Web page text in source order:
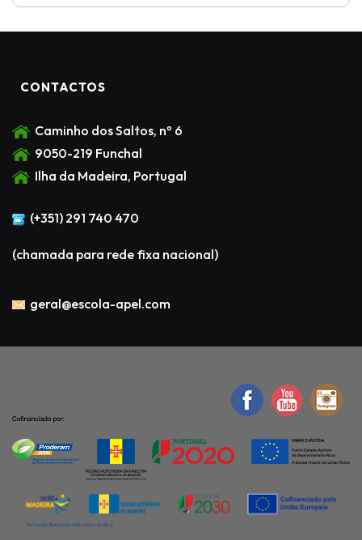
CONTACTOS
Caminho dos Saltos, nº 6
9050-219 Funchal
Ilha da Madeira, Portugal
(+351) 291 740 470
(chamada para rede fixa nacional)
geral@escola-apel.com